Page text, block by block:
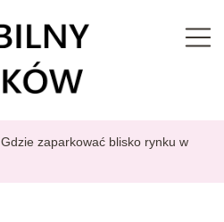
Gdzie zaparkować blisko rynku w